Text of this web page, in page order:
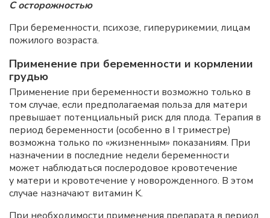
С осторожностью
При беременности, психозе, гиперурикемии, лицам
пожилого возраста.
Применение при беременности и кормлении
грудью
Применение при беременности возможно только в
том случае, если предполагаемая польза для матери
превышает потенциальный риск для плода. Терапия в
период беременности (особенно в I триместре)
возможна только по «жизненным» показаниям. При
назначении в последние недели беременности
может наблюдаться послеродовое кровотечение
у матери и кровотечение у новорожденного. В этом
случае назначают витамин K.